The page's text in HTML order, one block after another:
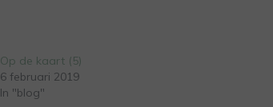
Op de kaart (5)
6 februari 2019
In "blog"